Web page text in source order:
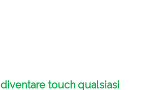
touch qualsiasi